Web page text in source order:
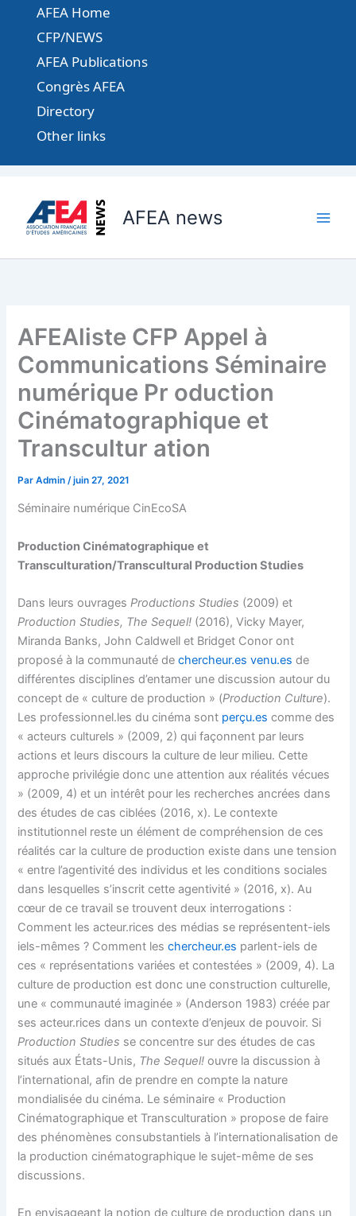
contenu
AFEA Home
CFP/NEWS
AFEA Publications
Congrès AFEA
Directory
Other links
AFEA news
AFEAliste CFP Appel à
Communications Séminaire
numérique Pr oduction
Cinématographique et
Transcultur ation
ParAdmin/juin 27, 2021
Séminaire numérique CinEcoSA
Production Cinématographique et
Transculturation/Transcultural Production Studies
Dans leurs ouvragesProductions Studies (2009) et
Production Studies, The Sequel! (2016), Vicky Mayer,
Miranda Banks, John Caldwell et Bridget Conor ont
proposé à la communauté dechercheur.es venu.es de
différentes disciplines d’entamer une discussion autour du
concept de « culture de production » (Production Culture).
Les professionnel.les du cinéma sont perçu.es comme des
« acteurs culturels » (2009, 2) qui façonnent par leurs
actions et leurs discours la culture de leur milieu. Cette
approche privilégie donc une attention aux réalités vécues
» (2009, 4) et un intérêt pour les recherches ancrées dans
des études de cas ciblées (2016, x). Le contexte
institutionnel reste un élément de compréhension de ces
réalités car la culture de production existe dans une tension
« entre l’agentivité des individus et les conditions sociales
dans lesquelles s’inscrit cette agentivité » (2016, x). Au
cœur de ce travail se trouvent deux interrogations :
Comment les acteur.rices des médias se représentent-iels
iels-mêmes ? Comment leschercheur.es parlent-iels de
ces « représentations variées et contestées » (2009, 4). La
culture de production est donc une construction culturelle,
une « communauté imaginée » (Anderson 1983) créée par
ses acteur.rices dans un contexte d’enjeux de pouvoir. Si
Production Studies se concentre sur des études de cas
situés aux États-Unis, The Sequel! ouvre la discussion à
l’international, afin de prendre en compte la nature
mondialisée du cinéma. Le séminaire « Production
Cinématographique et Transculturation » propose de faire
des phénomènes consubstantiels à l’internationalisation de
la production cinématographique le sujet-même de ses
discussions.